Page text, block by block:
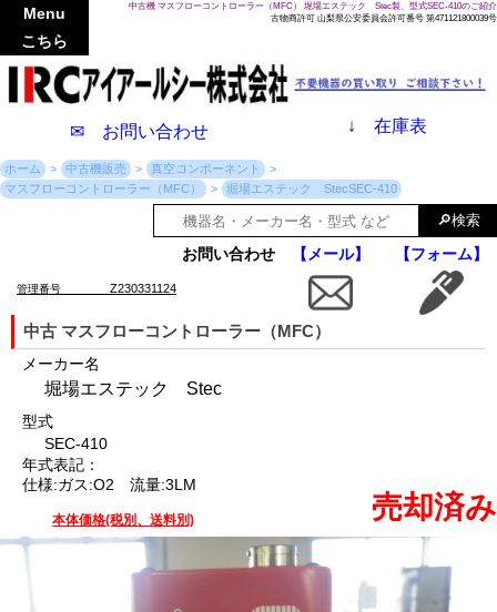
中古機 マスフローコントローラー（MFC） 堀場エステック Stec製、型式SEC-410のご紹介
古物商許可 山梨県公安委員会許可番号 第471121800039号
✉ お問い合わせ ↓ 在庫表
Menu
こちら
ホーム 中古機販売
真空コンポーネント
マスフローコントローラー（MFC）
堀場エステック StecSEC-410
お問い合わせ 【メール】 【フォーム】
管理番号 Z230331124
中古 マスフローコントローラー（MFC）
メーカー名
堀場エステック Stec
型式
SEC-410
年式表記：
仕様:ガス:O2 流量:3LM
本体価格(税別、送料別) 売却済み